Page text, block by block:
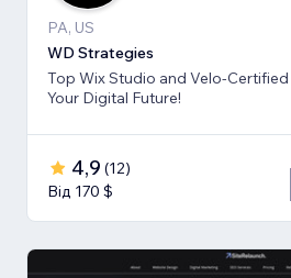
PA, US
WD Strategies
Top Wix Studio and Velo-
Your Digital Future!
4,9 (12)
Від 170 $